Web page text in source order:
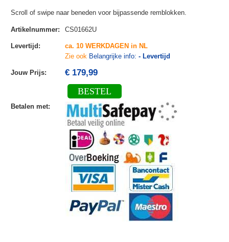
Scroll of swipe naar beneden voor bijpassende remblokken.
Artikelnummer: CS01662U
Levertijd :
ca. 10 WERKDAGEN in NL
Zie ook Belangrijke info: - Levertijd
Jouw Prijs: € 179,99
BESTEL
Betalen met: